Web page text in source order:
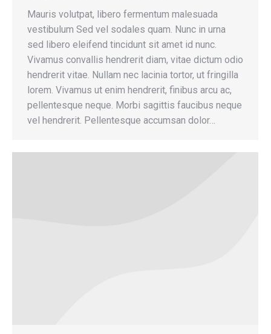
Mauris volutpat, libero fermentum malesuada
vestibulum Sed vel sodales quam. Nunc in urna
sed libero eleifend tincidunt sit amet id nunc.
Vivamus convallis hendrerit diam, vitae dictum odio
hendrerit vitae. Nullam nec lacinia tortor, ut fringilla
lorem. Vivamus ut enim hendrerit, finibus arcu ac,
pellentesque neque. Morbi sagittis faucibus neque
vel hendrerit. Pellentesque accumsan dolor…